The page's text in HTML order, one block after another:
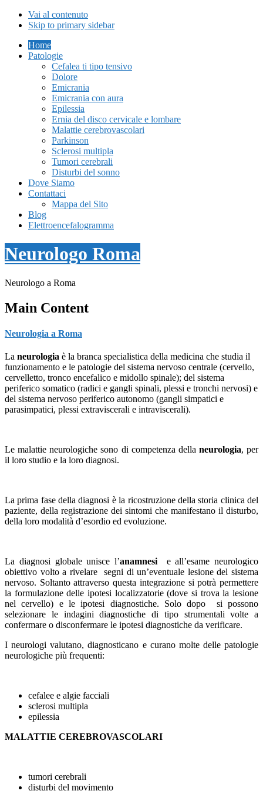
Vai al contenuto
Skip to primary sidebar
Home
Patologie
Cefalea ti tipo tensivo
Dolore
Emicrania
Emicrania con aura
Epilessia
Ernia del disco cervicale e lombare
Malattie cerebrovascolari
Parkinson
Sclerosi multipla
Tumori cerebrali
Disturbi del sonno
Dove Siamo
Contattaci
Mappa del Sito
Blog
Elettroencefalogramma
Neurologo Roma
Neurologo a Roma
Main Content
Neurologia a Roma
La neurologia è la branca specialistica della medicina che studia il
funzionamento e le patologie del sistema nervoso centrale (cervello,
cervelletto, tronco encefalico e midollo spinale); del sistema
periferico somatico (radici e gangli spinali, plessi e tronchi nervosi) e
del sistema nervoso periferico autonomo (gangli simpatici e
parasimpatici, plessi extraviscerali e intraviscerali).
Le malattie neurologiche sono di competenza della neurologia, per
il loro studio e la loro diagnosi.
La prima fase della diagnosi è la ricostruzione della storia clinica del
paziente, della registrazione dei sintomi che manifestano il disturbo,
della loro modalità d’esordio ed evoluzione.
La diagnosi globale unisce l’anamnesi e all’esame neurologico
obiettivo volto a rivelare segni di un’eventuale lesione del sistema
nervoso. Soltanto attraverso questa integrazione si potrà permettere
la formulazione delle ipotesi localizzatorie (dove si trova la lesione
nel cervello) e le ipotesi diagnostiche. Solo dopo si possono
selezionare le indagini diagnostiche di tipo strumentali volte a
confermare o disconfermare le ipotesi diagnostiche da verificare.
I neurologi valutano, diagnosticano e curano molte delle patologie
neurologiche più frequenti:
cefalee e algie facciali
sclerosi multipla
epilessia
MALATTIE CEREBROVASCOLARI
tumori cerebrali
disturbi del movimento